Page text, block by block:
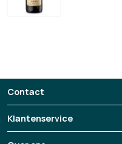
plaats in witte, droge wijn.
Contact
Klantenservice